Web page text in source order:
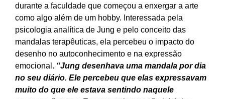
durante a faculdade que começou a enxergar a arte
como algo além de um hobby. Interessada pela
psicologia analítica de Jung e pelo conceito das
mandalas terapêuticas, ela percebeu o impacto do
desenho no autoconhecimento e na expressão
emocional. “Jung desenhava uma mandala por dia
no seu diário. Ele percebeu que elas expressavam
muito do que ele estava sentindo naquele